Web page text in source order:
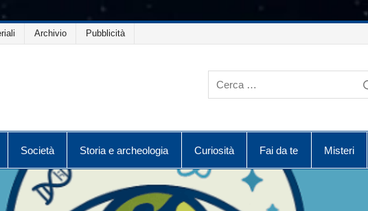
Archivio Pubblicità
Società Storia e archeologia Curiosità Fai da te Misteri